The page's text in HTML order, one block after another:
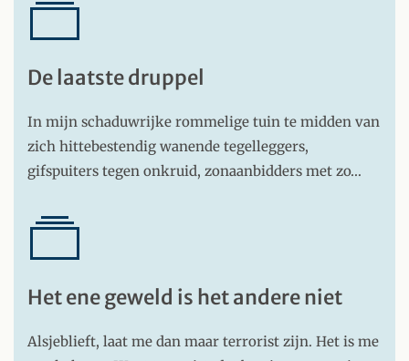
De laatste druppel
In mijn schaduwrijke rommelige tuin te midden van
zich hittebestendig wanende tegelleggers,
gifspuiters tegen onkruid, zonaanbidders met zo…
Het ene geweld is het andere niet
Alsjeblieft, laat me dan maar terrorist zijn. Het is me